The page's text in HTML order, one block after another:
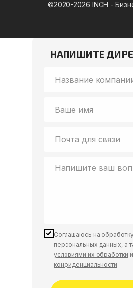
©2020-2026 INCH -
НАПИШИТЕ
Соглашаюсь на
персональных данных, а
условиями их обработки и
конфиденциальности